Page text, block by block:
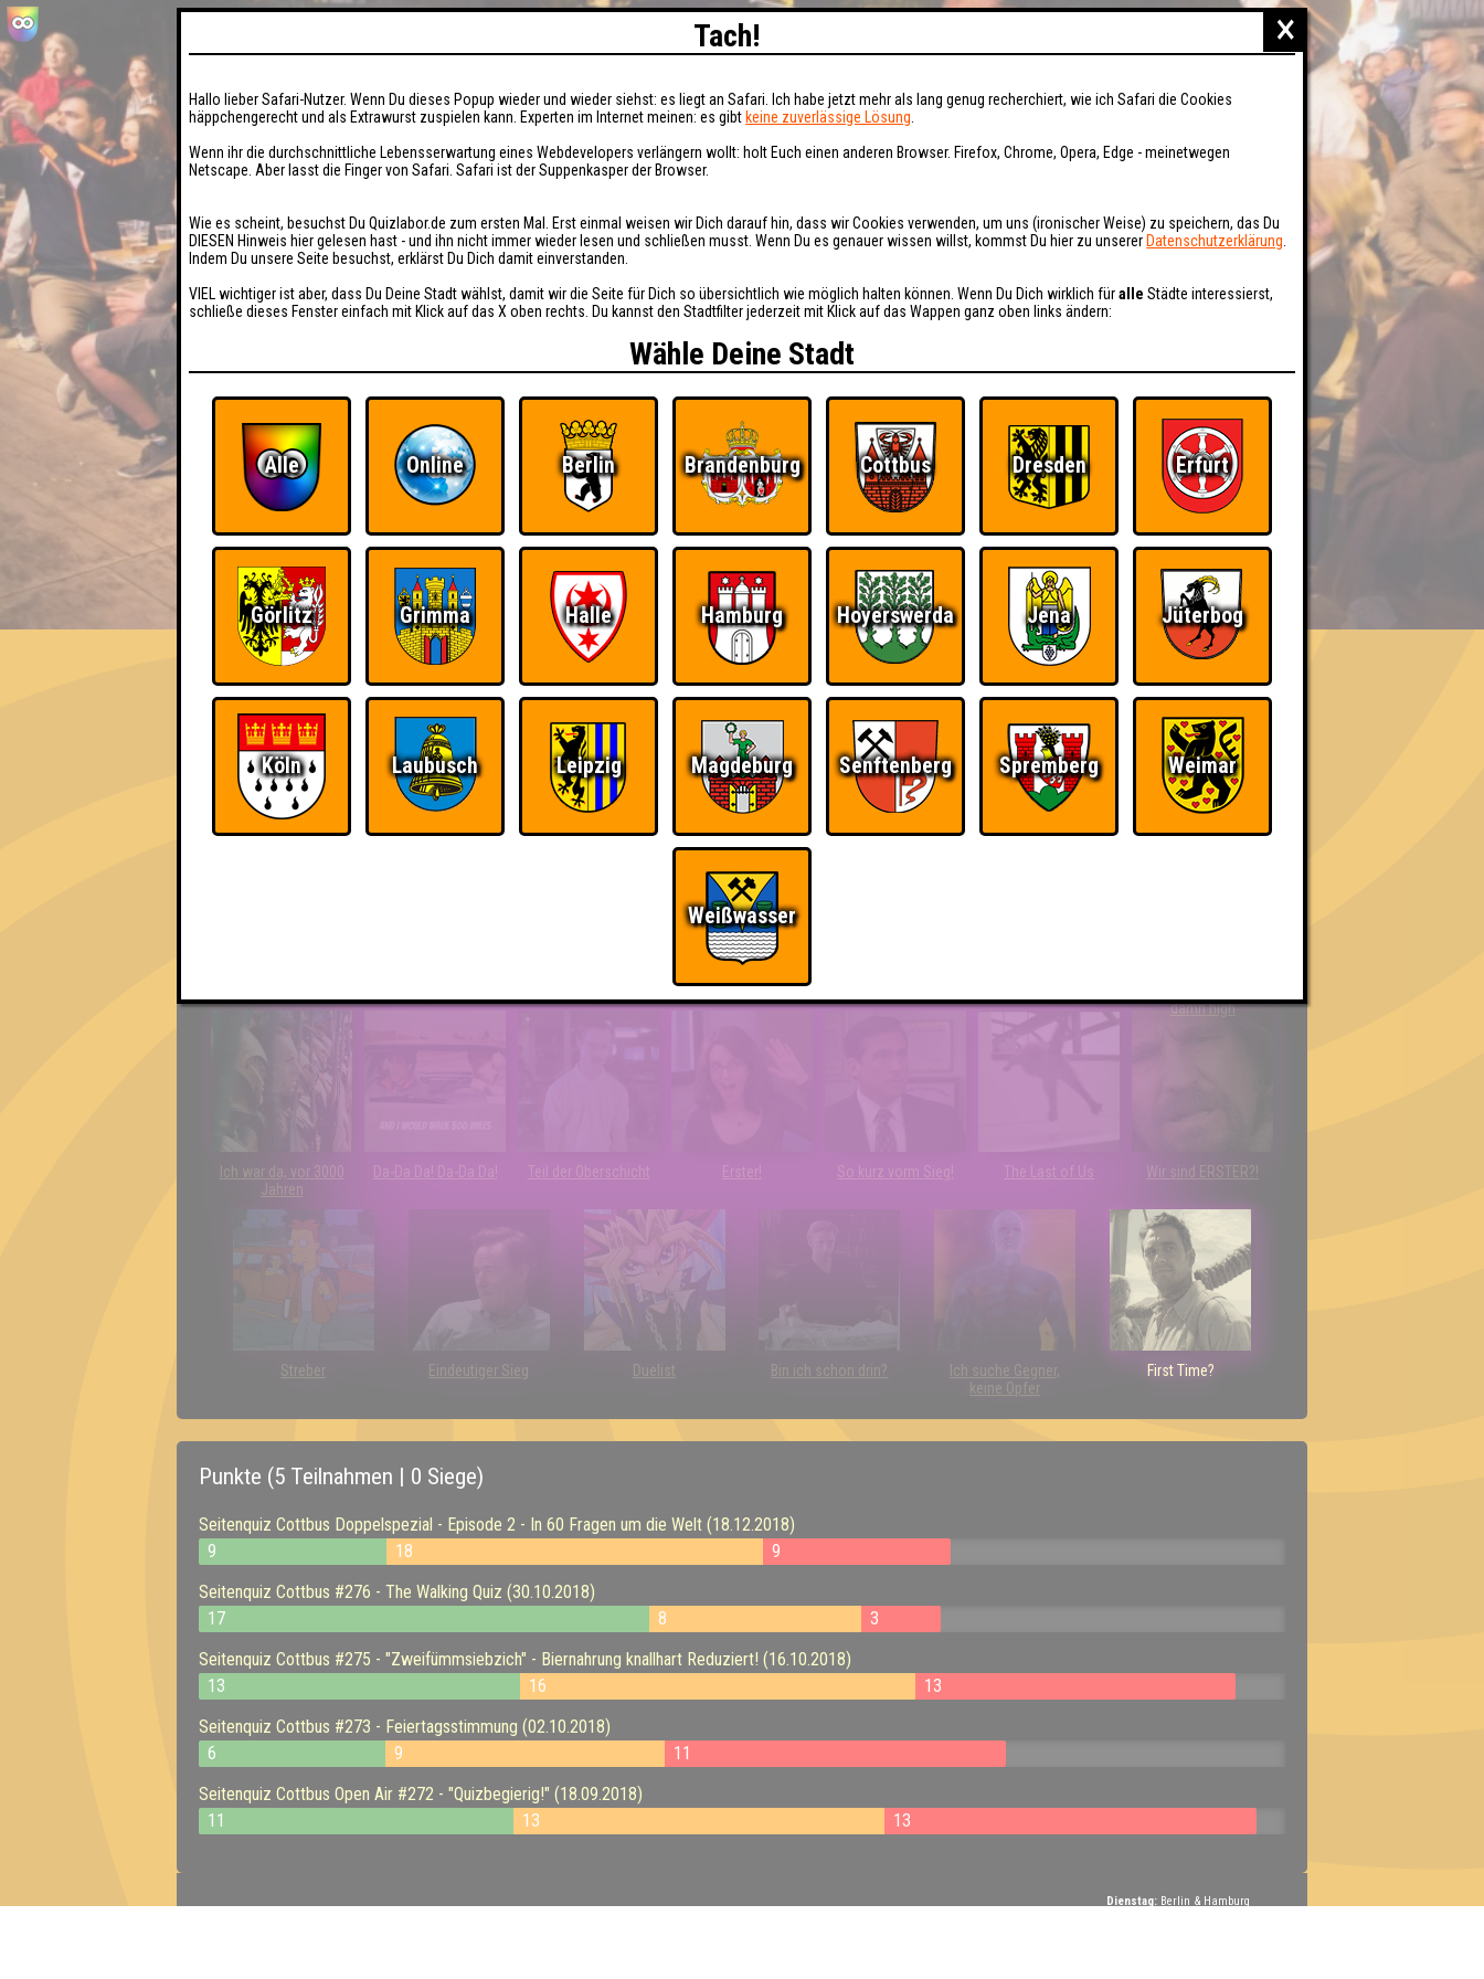
EVENTS HIGHSCORE RESERVIERUNG BUCHEN FAQ ÜBER UNS
Kein Hirn - keine Kopfschmerzen
Errungenschaften
Kleiner Hinweis: bei uns sind Teams, die in einem Stechen verlieren, trotzdem auf dem 1. Platz - den haben sie sich schließlich verdient! Entsprechend gibt es
für diese auch Errungenschaften für den 1. Platz.
damn high
Ich war da, vor 3000
Jahren
Da-Da Da! Da-Da Da! Teil der Oberschicht Erster! So kurz vorm Sieg! The Last of Us Wir sind ERSTER?!
Streber Eindeutiger Sieg Duelist Bin ich schon drin?
Ich suche Gegner,
keine Opfer
First Time?
Punkte (5 Teilnahmen | 0 Siege)
Seitenquiz Cottbus Doppelspezial - Episode 2 - In 60 Fragen um die Welt (18.12.2018)
9
18
9
Seitenquiz Cottbus #276 - The Walking Quiz (30.10.2018)
17
8
3
Seitenquiz Cottbus #275 - "Zweifümmsiebzich" - Biernahrung knallhart Reduziert! (16.10.2018)
13
16
13
Seitenquiz Cottbus #273 - Feiertagsstimmung (02.10.2018)
6
9
11
Seitenquiz Cottbus Open Air #272 - "Quizbegierig!" (18.09.2018)
11
13 13
Dienstag: Berlin & Hamburg
×
Tach!
Hallo lieber Safari-Nutzer. Wenn Du dieses Popup wieder und wieder siehst: es liegt an Safari. Ich habe jetzt mehr als lang genug recherchiert, wie ich Safari die Cookies
häppchengerecht und als Extrawurst zuspielen kann. Experten im Internet meinen: es gibt keine zuverlässige Lösung
Wenn ihr die durchschnittliche Lebensserwartung eines Webdevelopers verlängern wollt: holt Euch einen anderen Browser. Firefox, Chrome, Opera, Edge - meinetwegen
Netscape. Aber lasst die Finger von Safari. Safari ist der Suppenkasper der Browser.
Wie es scheint, besuchst Du Quizlabor.de zum ersten Mal. Erst einmal weisen wir Dich darauf hin, dass wir Cookies verwenden, um uns (ironischer Weise) zu speichern, das Du
DIESEN Hinweis hier gelesen hast - und ihn nicht immer wieder lesen und schließen musst. Wenn Du es genauer wissen willst, kommst Du hier zu unserer Datenschutzerklärung
Indem Du unsere Seite besuchst, erklärst Du Dich damit einverstanden.
VIEL wichtiger ist aber, dass Du Deine Stadt wählst, damit wir die Seite für Dich so übersichtlich wie möglich halten können. Wenn Du Dich wirklich füralle Städte interessierst,
schließe dieses Fenster einfach mit Klick auf das X oben rechts. Du kannst den Stadtfilter jederzeit mit Klick auf das Wappen ganz oben links ändern:
Wähle Deine Stadt
Alle Online Berlin Brandenburg Cottbus Dresden Erfurt
Görlitz Grimma Halle Hamburg Hoyerswerda Jena Jüterbog
Köln Laubusch Leipzig Magdeburg Senftenberg Spremberg Weimar
Weißwasser